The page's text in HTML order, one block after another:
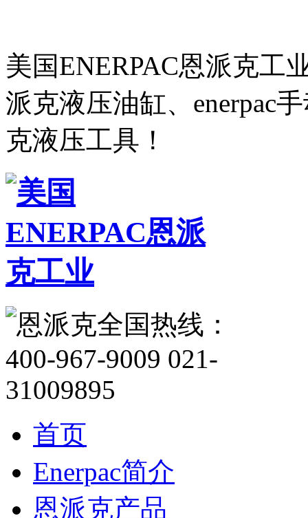
美国ENERPAC恩派克工
派克液压油缸、enerpac
克液压工具！
首页
Enerpac简介
恩派克产品